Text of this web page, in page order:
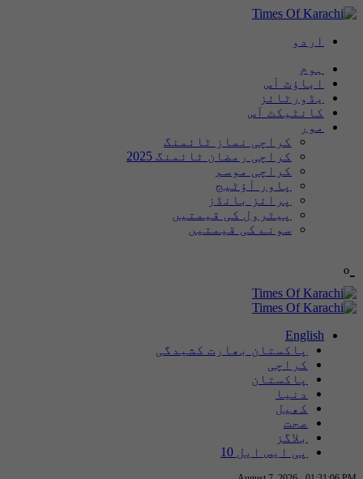
اردو
ہوم
اباؤٹ اَس
یڈورٹائز
کانٹیکٹ اَس
مور
کراچی نماز ٹائمنگ
کراچی رمضان ٹائمنگ 2025
کراچی موسم
پاور آؤٹیج
پرائز بانڈز
پیٹرول کی قیمتیں
سونے کی قیمتیں
-º
English
پاکستان بھارت کشیدگی
کراچی
پاکستان
دنیا
کھیل
صحت
بلاگز
پی ایس ایل 10